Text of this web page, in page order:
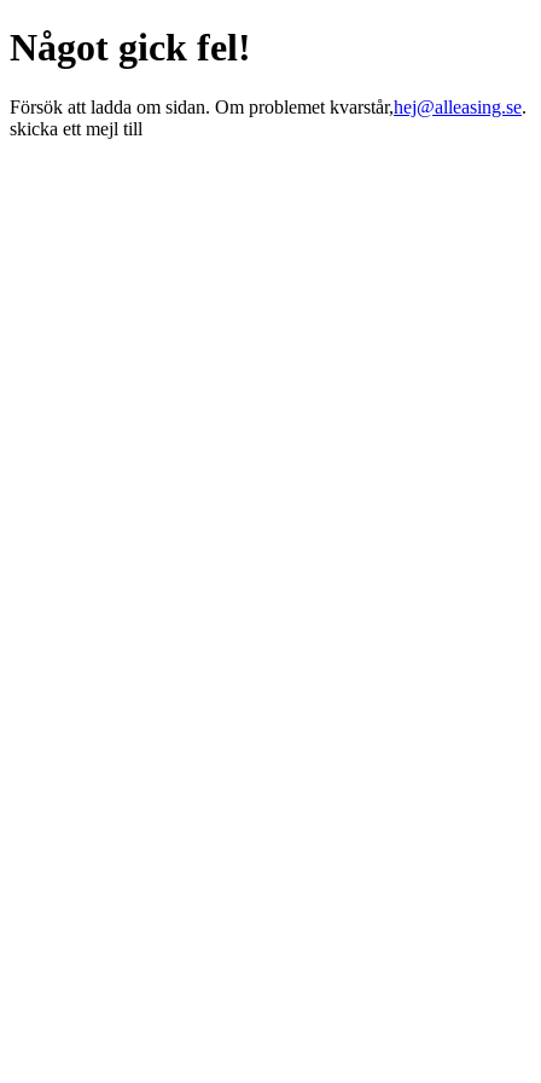
Något gick fel!
Försök att ladda om sidan. Om problemet kvarstår,hej@alleasing.se.
skicka ett mejl till